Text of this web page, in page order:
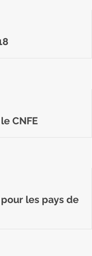
CNFE
les pays de